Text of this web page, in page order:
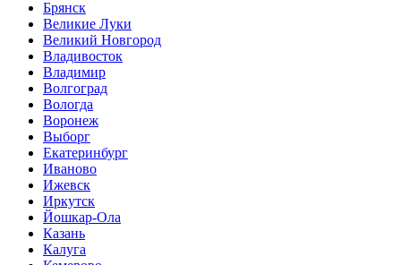
Брянск
Великие Луки
Великий Новгород
Владивосток
Владимир
Волгоград
Вологда
Воронеж
Выборг
Екатеринбург
Иваново
Ижевск
Иркутск
Йошкар-Ола
Казань
Калуга